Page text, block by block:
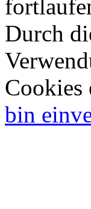
Durch
Cookies
bin